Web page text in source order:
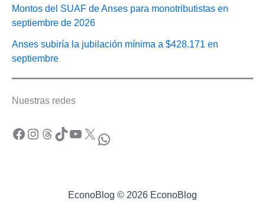
Montos del SUAF de Anses para monotributistas en
septiembre de 2026
Anses subiría la jubilación mínima a $428.171 en
septiembre
Nuestras redes
Facebook Instagram Threads TikTok YouTube X WhatsApp
EconoBlog © 2026 EconoBlog